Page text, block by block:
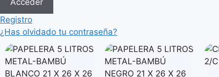
Registro
¿Has olvidado tu contraseña?